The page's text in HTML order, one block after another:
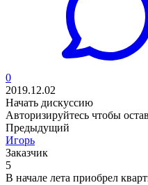
0
2019.12.02
Начать дискуссию
Авторизируйтесь чтобы
Предыдущий
Игорь
Заказчик
5
В начале лета приобрел